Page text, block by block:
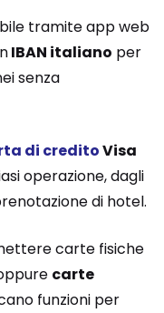
tramite app web
IBAN italiano per
senza
di creditoVisa
operazione, dagli
di hotel.
carte fisiche
carte
funzioni per